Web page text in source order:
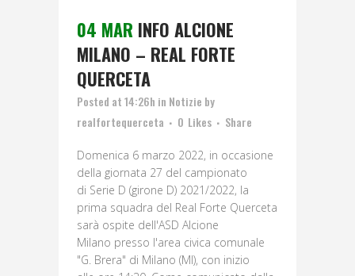
04 MAR INFO ALCIONE
MILANO – REAL FORTE
QUERCETA
Posted at 14:26h in Notizie by
realfortequerceta
0 Likes Share
Domenica 6 marzo 2022, in occasione
della giornata 27 del campionato
di Serie D (girone D) 2021/2022, la
prima squadra del Real Forte Querceta
sarà ospite dell'ASD Alcione
Milano presso l'area civica comunale
"G. Brera" di Milano (MI), con inizio